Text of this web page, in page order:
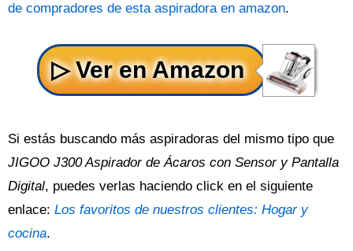
de compradores de esta aspiradora en amazon.
Si estás buscando más aspiradoras del mismo tipo que
JIGOO J300 Aspirador de Ácaros con Sensor y Pantalla
Digital, puedes verlas haciendo click en el siguiente
enlace: Los favoritos de nuestros clientes: Hogar y
cocina.